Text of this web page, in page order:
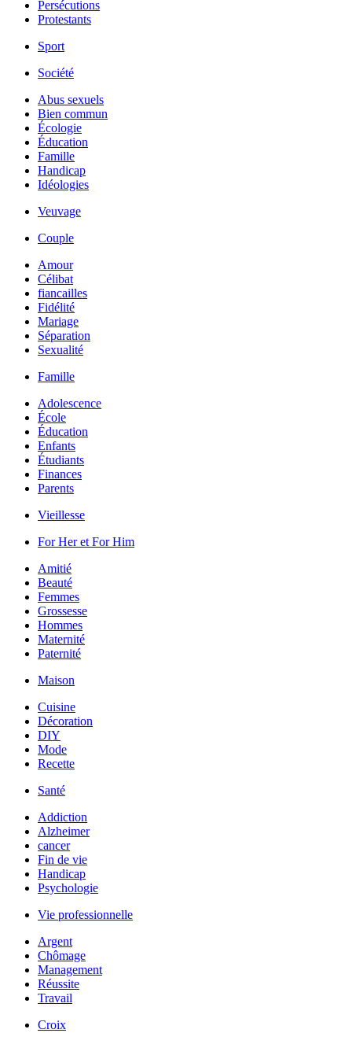
Persécutions
Protestants
Sport
Société
Abus sexuels
Bien commun
Écologie
Éducation
Famille
Handicap
Idéologies
Veuvage
Couple
Amour
Célibat
fiancailles
Fidélité
Mariage
Séparation
Sexualité
Famille
Adolescence
École
Éducation
Enfants
Étudiants
Finances
Parents
Vieillesse
For Her et For Him
Amitié
Beauté
Femmes
Grossesse
Hommes
Maternité
Paternité
Maison
Cuisine
Décoration
DIY
Mode
Recette
Santé
Addiction
Alzheimer
cancer
Fin de vie
Handicap
Psychologie
Vie professionnelle
Argent
Chômage
Management
Réussite
Travail
Croix